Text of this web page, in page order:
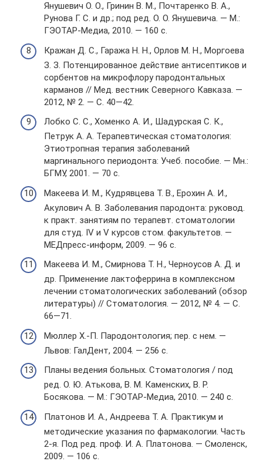
Янушевич О. О., Гринин В. М., Почтаренко В. А.,
Рунова Г. С. и др.; под ред. О. О. Янушевича. — М.:
ГЭОТАР-Медиа, 2010. — 160 с.
Кражан Д. С., Гаража Н. Н., Орлов М. Н., Моргоева
З. З. Потенцированное действие антисептиков и
сорбентов на микрофлору пародонтальных
карманов // Мед. вестник Северного Кавказа. —
2012, № 2. — С. 40—42.
Лобко С. С., Хоменко А. И., Шадурская С. К.,
Петрук А. А. Терапевтическая стоматология:
Этиотропная терапия заболеваний
маргинального периодонта: Учеб. пособие. — Мн.:
БГМУ, 2001. — 70 с.
Макеева И. М., Кудрявцева Т. В., Ерохин А. И.,
Акулович А. В. Заболевания пародонта: руковод.
к практ. занятиям по терапевт. стоматологии
для студ. IV и V курсов стом. факультетов. —
МЕДпресс-информ, 2009. — 96 с.
Макеева И. М., Смирнова Т. Н., Черноусов А. Д. и
др. Применение лактоферрина в комплексном
лечении стоматологических заболеваний (обзор
литературы) // Стоматология. — 2012, № 4. — С.
66—71.
Мюллер Х.-П. Пародонтология; пер. с нем. —
Львов: ГалДент, 2004. — 256 с.
Планы ведения больных. Стоматология / под
ред. О. Ю. Атькова, В. М. Каменских, В. Р.
Босякова. — М.: ГЭОТАР-Медиа, 2010. — 240 с.
Платонов И. А., Андреева Т. А. Практикум и
методические указания по фармакологии. Часть
2-я. Под ред. проф. И. А. Платонова. — Смоленск,
2009. — 106 с.